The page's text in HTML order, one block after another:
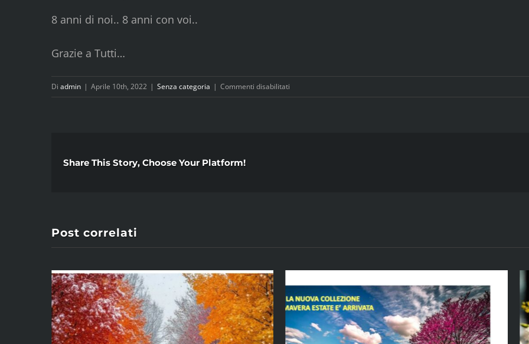
8 anni di noi.. 8 anni con voi..
Grazie a Tutti…
Di admin | Aprile 10th, 2022 | Senza categoria | Commenti disabilitati
Buon
Share This Story, Choose Your Platform!
Post correlati